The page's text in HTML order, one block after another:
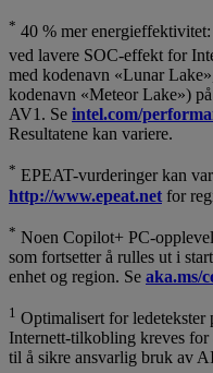
* 40 % mer
ved lavere SOC-effekt for
med kodenavn «Lunar
kodenavn «Meteor Lake»)
AV1. Se intel.com/
Resultatene kan variere.
* EPEAT-vurderinger kan
http://www.epeat.net for
* Noen Copilot+ PC-
som fortsetter å rulles ut i
enhet og region. Se aka.ms/
1 Optimalisert for
Internett-tilkobling kreves for
til å sikre ansvarlig bruk av